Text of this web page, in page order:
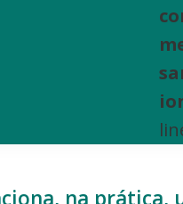
na prática,